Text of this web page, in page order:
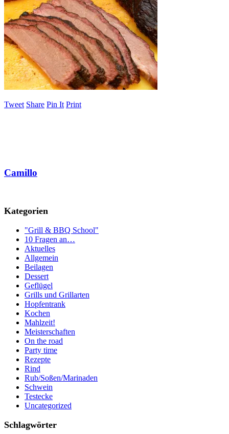
Tweet Share Pin It Print
Camillo
Kategorien
"Grill & BBQ School"
10 Fragen an…
Aktuelles
Allgemein
Beilagen
Dessert
Geflügel
Grills und Grillarten
Hopfentrank
Kochen
Mahlzeit!
Meisterschaften
On the road
Party time
Rezepte
Rind
Rub/Soßen/Marinaden
Schwein
Testecke
Uncategorized
Schlagwörter